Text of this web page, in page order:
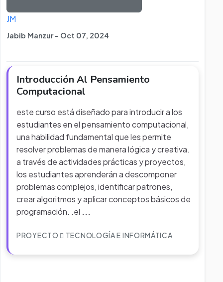
JM
Jabib Manzur - Oct 07, 2024
Introducción Al Pensamiento
Computacional
este curso está diseñado para introducir a los
estudiantes en el pensamiento computacional,
una habilidad fundamental que les permite
resolver problemas de manera lógica y creativa.
a través de actividades prácticas y proyectos,
los estudiantes aprenderán a descomponer
problemas complejos, identificar patrones,
crear algoritmos y aplicar conceptos básicos de
programación. .el ...
PROYECTO TECNOLOGÍA E INFORMÁTICA